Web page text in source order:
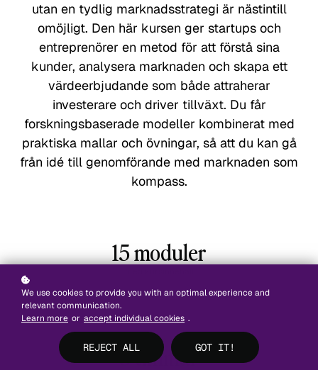
utan en tydlig marknadsstrategi är nästintill
omöjligt. Den här kursen ger startups och
entreprenörer en metod för att förstå sina
kunder, analysera marknaden och skapa ett
värdeerbjudande som både attraherar
investerare och driver tillväxt. Du får
forskningsbaserade modeller kombinerat med
praktiska mallar och övningar, så att du kan gå
från idé till genomförande med marknaden som
kompass.
15 moduler
5 timmar
We use cookies to provide you with an optimal experience and
relevant communication.
Learn more or accept individual cookies .
REJECT ALL GOT IT!